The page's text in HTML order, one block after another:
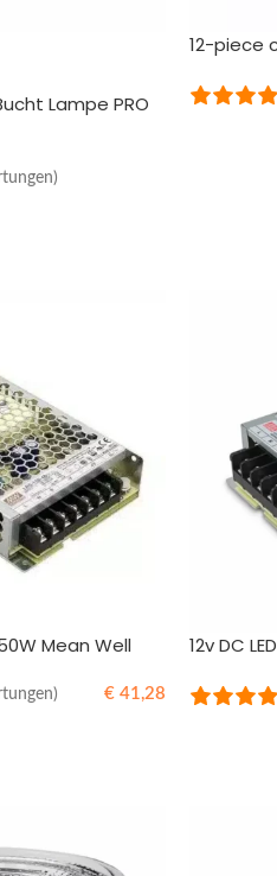
Lampe PRO
12-piece
Mean Well
€41,28
12v DC